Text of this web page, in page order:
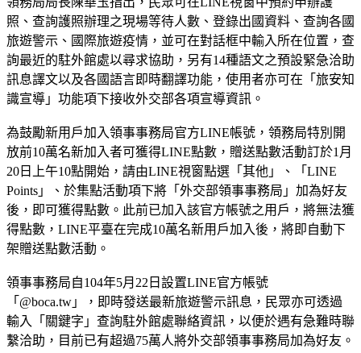
照、查詢護照辦理之現場等待人數、登錄出國資料、查詢各國
旅遊警示、國際旅遊疫情，並可在對話框中輸入所在位置，查
詢最近的駐外館處以尋求協助，另有14種語文之預設緊急洽助
訊息譯文以及各國語言即時翻譯功能，使用者亦可在「旅安知
識宣導」功能項下接收外交部各項宣導資訊。
為鼓勵新用戶加入領事事務局官方LINE帳號，領務局特別開
放前10萬名新加入者可獲得LINE點數，贈送點數活動訂於1月
20日上午10點開始，請由LINE視窗點選「其他」、「LINE
Points」、於集點活動項下將「外交部領事事務局」加為好友
後，即可獲得點數。此前已加入該官方帳號之用戶，將無法獲
得點數，LINE平臺在完成10萬名新用戶加入後，將即自動下
架贈送點數活動。
領事事務局自104年5月22日設置LINE官方帳號
「@boca.tw」，即時發送最新旅遊警示訊息，民眾亦可透過
輸入「關鍵字」查詢駐外館處聯絡資訊，以便於遇有急難時聯
繫洽助，目前已有超過75萬人將外交部領事事務局加為好友。